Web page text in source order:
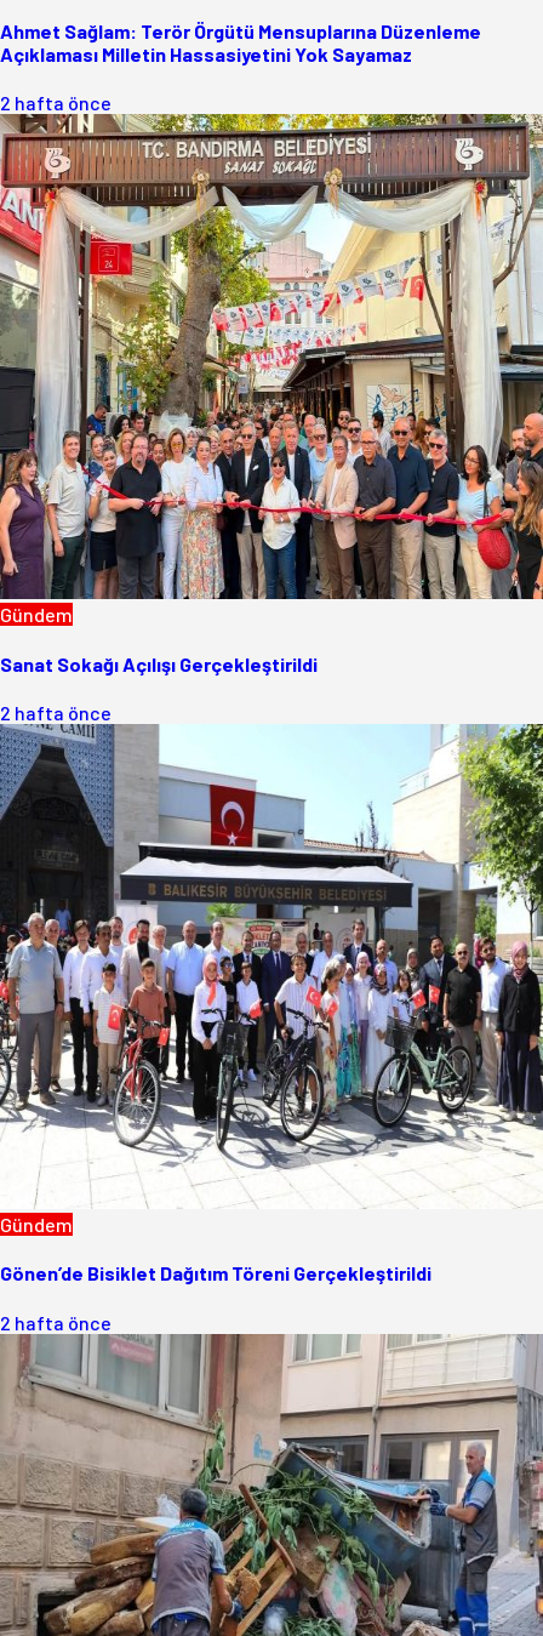
Ahmet Sağlam: Terör Örgütü Mensuplarına Düzenleme
Açıklaması Milletin Hassasiyetini Yok Sayamaz
2 hafta önce
Gündem
Sanat Sokağı Açılışı Gerçekleştirildi
2 hafta önce
Gündem
Gönen’de Bisiklet Dağıtım Töreni Gerçekleştirildi
2 hafta önce